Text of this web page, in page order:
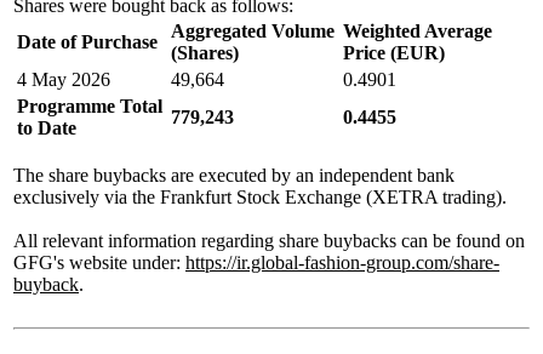
Shares were bought back as follows:
Date of Purchase
Aggregated Volume
(Shares)
Weighted Average
Price (EUR)
4 May 2026
49,664
0.4901
Programme Total
to Date
779,243 0.4455
The share buybacks are executed by an independent bank
exclusively via the Frankfurt Stock Exchange (XETRA trading).
All relevant information regarding share buybacks can be found on
GFG's website under: https://ir.global-fashion-group.com/share-
buyback.